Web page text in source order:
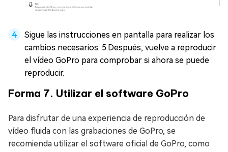
Sigue las instrucciones en pantalla para realizar los
cambios necesarios. 5.Después, vuelve a reproducir
el vídeo GoPro para comprobar si ahora se puede
reproducir.
Forma 7. Utilizar el software GoPro
Para disfrutar de una experiencia de reproducción de
vídeo fluida con las grabaciones de GoPro, se
recomienda utilizar el software oficial de GoPro, como